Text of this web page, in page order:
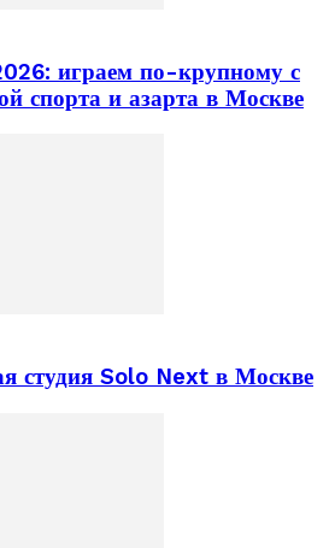
играем по-крупному с
спорта и азарта в Москве
студия Solo Next в Москве